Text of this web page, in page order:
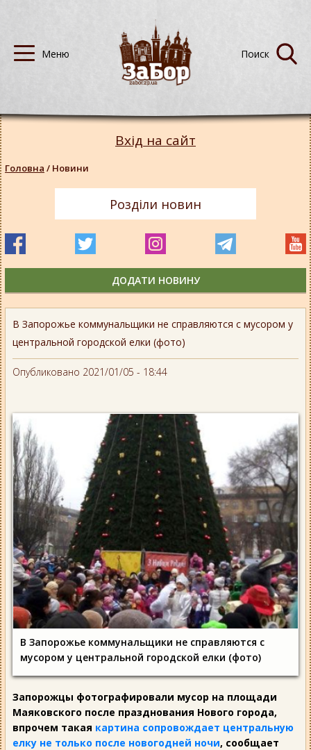
В Запорожье коммунальщики не справляются с мусором у
центральной городской елки (фото)
Опубликовано 2021/01/05 - 18:44
В Запорожье коммунальщики не справляются с
мусором у центральной городской елки (фото)
Запорожцы фотографировали мусор на площади
Маяковского после празднования Нового города,
впрочем такая картина сопровождает центральную
елку не только после новогодней ночи, сообщает
Вхід на сайт
Головна / Новини
Розділи новин
ДОДАТИ НОВИНУ